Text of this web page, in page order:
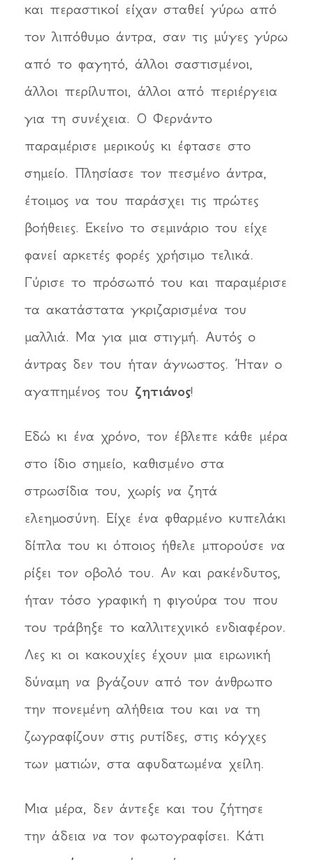
και περαστικοί είχαν σταθεί γύρω από
τον λιπόθυμο άντρα, σαν τις μύγες γύρω
από το φαγητό, άλλοι σαστισμένοι,
άλλοι περίλυποι, άλλοι από περιέργεια
για τη συνέχεια. Ο Φερνάντο
παραμέρισε μερικούς κι έφτασε στο
σημείο. Πλησίασε τον πεσμένο άντρα,
έτοιμος να του παράσχει τις πρώτες
βοήθειες. Εκείνο το σεμινάριο του είχε
φανεί αρκετές φορές χρήσιμο τελικά.
Γύρισε το πρόσωπό του και παραμέρισε
τα ακατάστατα γκριζαρισμένα του
μαλλιά. Μα για μια στιγμή. Αυτός ο
άντρας δεν του ήταν άγνωστος. Ήταν ο
αγαπημένος του ζητιάνος!
Εδώ κι ένα χρόνο, τον έβλεπε κάθε μέρα
στο ίδιο σημείο, καθισμένο στα
στρωσίδια του, χωρίς να ζητά
ελεημοσύνη. Είχε ένα φθαρμένο κυπελάκι
δίπλα του κι όποιος ήθελε μπορούσε να
ρίξει τον οβολό του. Αν και ρακένδυτος,
ήταν τόσο γραφική η φιγούρα του που
του τράβηξε το καλλιτεχνικό ενδιαφέρον.
Λες κι οι κακουχίες έχουν μια ειρωνική
δύναμη να βγάζουν από τον άνθρωπο
την πονεμένη αλήθεια του και να τη
ζωγραφίζουν στις ρυτίδες, στις κόγχες
των ματιών, στα αφυδατωμένα χείλη.
Μια μέρα, δεν άντεξε και του ζήτησε
την άδεια να τον φωτογραφίσει. Κάτι